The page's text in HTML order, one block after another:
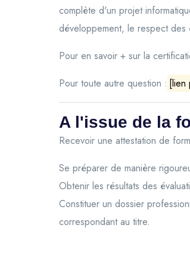
complète d'un projet
développement, le respect
Pour en savoir + sur la
Pour toute autre question : [lien
A l'issue de la
Recevoir une attestation de
Se préparer de manière
Obtenir les résultats des
Constituer un dossier
correspondant au titre.